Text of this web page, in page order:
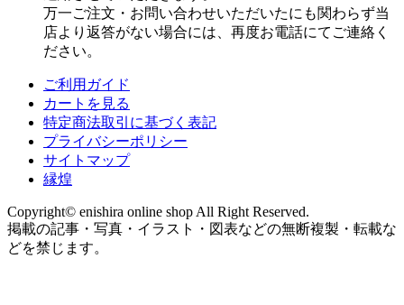
万一ご注文・お問い合わせいただいたにも関わらず当
店より返答がない場合には、再度お電話にてご連絡く
ださい。
ご利用ガイド
カートを見る
特定商法取引に基づく表記
プライバシーポリシー
サイトマップ
縁煌
Copyright© enishira online shop All Right Reserved.
掲載の記事・写真・イラスト・図表などの無断複製・転載な
どを禁じます。